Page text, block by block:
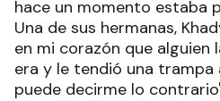
hace un momento estaba
Una de sus hermanas,
en mi corazón que alguien
era y le tendió una trampa
puede decirme lo